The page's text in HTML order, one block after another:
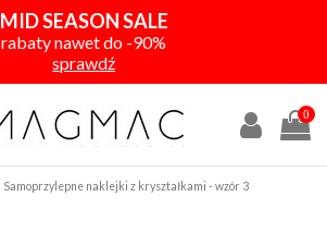
MID SEASON SALE
rabaty nawet do -90%
sprawdź
0
Samoprzylepne naklejki z kryształkami - wzór 3